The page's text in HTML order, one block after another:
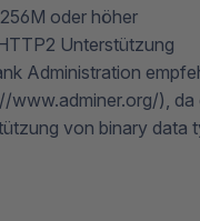
oder höher
Unterstützung
Administration
www.adminer.org/), da
von binary data